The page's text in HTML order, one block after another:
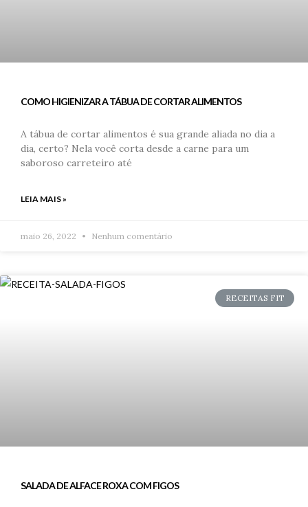
COMO HIGIENIZAR A TÁBUA DE CORTAR ALIMENTOS
A tábua de cortar alimentos é sua grande aliada no dia a
dia, certo? Nela você corta desde a carne para um
saboroso carreteiro até
LEIA MAIS »
maio 26, 2022 Nenhum comentário
RECEITAS FIT
SALADA DE ALFACE ROXA COM FIGOS